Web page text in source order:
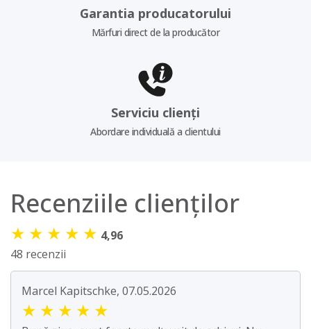
Garantia producatorului
Mărfuri direct de la producător
Serviciu clienți
Abordare individuală a clientului
Recenziile clienților
★ ★ ★ ★ ★ 4,96
48 recenzii
Marcel Kapitschke, 07.05.2026
★ ★ ★ ★ ★